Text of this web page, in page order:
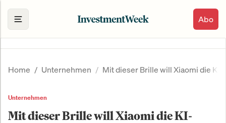
Abo
Home Unternehmen Mit dieser Brille will Xiaomi die
Unternehmen
Mit dieser Brille will Xiaomi die KI-